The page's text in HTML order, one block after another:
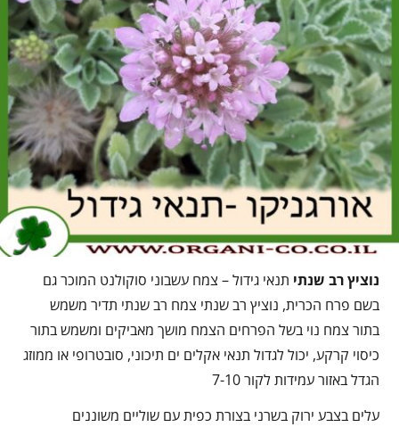
נוציץ רב שנתי תנאי גידול – צמח עשבוני סוקולנט המוכר גם
בשם פרח הכרית, נוציץ רב שנתי צמח רב שנתי תדיר משמש
בתור צמח נוי בשל הפרחים הצמח מושך מאביקים ומשמש בתור
כיסוי קרקע, יכול לגדול תנאי אקלים ים תיכוני, סובטרופי או ממוזג
הגדל באזור עמידות לקור 7-10
עלים בצבע ירוק בשרני בצורת כפית עם שוליים משוננים